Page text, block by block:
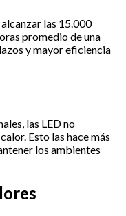
las 15.000
promedio de una
y mayor eficiencia
las LED no
Esto las hace más
los ambientes